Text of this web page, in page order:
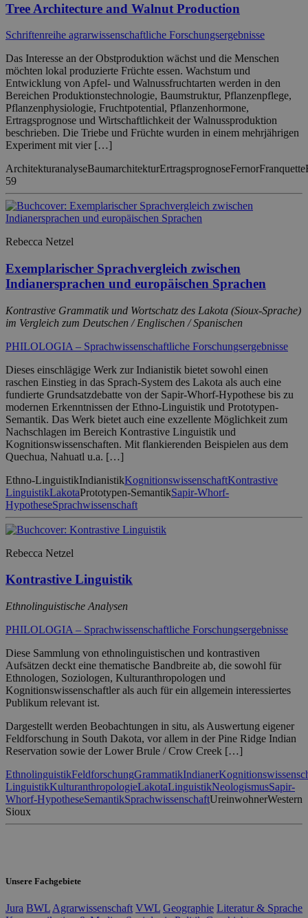
Tree Architecture and Walnut Production
Schriftenreihe agrarwissenschaftliche Forschungsergebnisse
Das Interesse an der Obstproduktion wächst und die Menschen
möchten lokal produzierte Früchte essen. Wachstum und
Entwicklung von Apfel- und Walnussfruchtarten werden in den
Bereichen Produktionstechnologie, Baumstruktur, Pflanzenpflege,
Pflanzenphysiologie, Fruchtpotential, Pflanzenhormone,
Ertragsprognose und Wirtschaftlichkeit der Walnussproduktion
beschrieben. Die Triebe und Früchte wurden in einem mehrjährigen
Experiment mit vier […]
ArchitekturanalyseBaumarchitekturErtragsprognoseFernorFranquette
59
Rebecca Netzel
Exemplarischer Sprachvergleich zwischen
Indianersprachen und europäischen Sprachen
Kontrastive Grammatik und Wortschatz des Lakota (Sioux-Sprache)
im Vergleich zum Deutschen / Englischen / Spanischen
PHILOLOGIA – Sprachwissenschaftliche Forschungsergebnisse
Dieses einschlägige Werk zur Indianistik bietet sowohl einen
raschen Einstieg in das Sprach-System des Lakota als auch eine
fundierte Grundsatzdebatte von der Sapir-Whorf-Hypothese bis zu
modernen Erkenntnissen der Ethno-Linguistik und Prototypen-
Semantik. Das Werk bietet auch eine exzellente Möglichkeit zum
Nachschlagen im Bereich Kontrastive Linguistik und
Kognitionswissenschaften. Mit flankierenden Beispielen aus dem
Quechua, Nahuatl u.a. […]
Ethno-LinguistikIndianistikKognitionswissenschaftKontrastive
LinguistikLakotaPrototypen-SemantikSapir-Whorf-
HypotheseSprachwissenschaft
Rebecca Netzel
Kontrastive Linguistik
Ethnolinguistische Analysen
PHILOLOGIA – Sprachwissenschaftliche Forschungsergebnisse
Diese Sammlung von ethnolinguistischen und kontrastiven
Aufsätzen deckt eine thematische Bandbreite ab, die sowohl für
Ethnologen, Soziologen, Kulturanthropologen und
Kognitionswissenschaftler als auch für ein allgemein interessiertes
Publikum relevant ist.
Dargestellt werden Beobachtungen in situ, als Auswertung eigener
Feldforschung in South Dakota, vor allem in der Pine Ridge Indian
Reservation sowie der Lower Brule / Crow Creek […]
EthnolinguistikFeldforschungGrammatikIndianer
LinguistikKulturanthropologieLakotaLinguistikNeologismusSapir-
Whorf-HypotheseSemantikSprachwissenschaftUreinwohnerWestern
Sioux
Unsere Fachgebiete
Jura BWL Agrarwissenschaft VWL Geographie Literatur & Sprache